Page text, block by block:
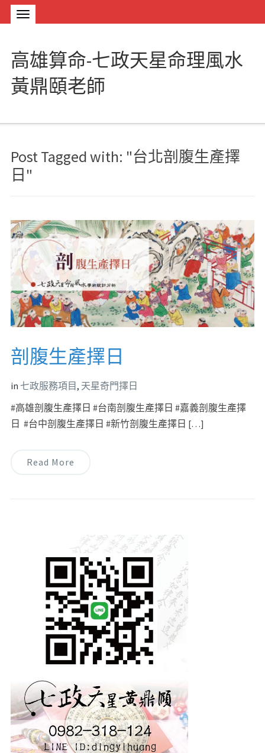
高雄算命-七政天星命理風水
黃鼎頤老師
Post Tagged with: "台北剖腹生產擇
日"
剖腹生產擇日
in 七政服務項目, 天星奇門擇日
#高雄剖腹生產擇日 #台南剖腹生產擇日 #嘉義剖腹生產擇
日 #台中剖腹生產擇日 #新竹剖腹生產擇日 […]
Read More